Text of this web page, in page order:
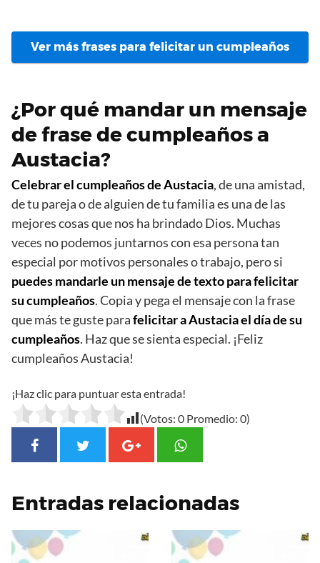
Ver más frases para felicitar un cumpleaños
¿Por qué mandar un mensaje
de frase de cumpleaños a
Austacia?
Celebrar el cumpleaños de Austacia, de una amistad,
de tu pareja o de alguien de tu familia es una de las
mejores cosas que nos ha brindado Dios. Muchas
veces no podemos juntarnos con esa persona tan
especial por motivos personales o trabajo, pero si
puedes mandarle un mensaje de texto para felicitar
su cumpleaños. Copia y pega el mensaje con la frase
que más te guste parafelicitar a Austacia el día de su
cumpleaños. Haz que se sienta especial. ¡Feliz
cumpleaños Austacia!
¡Haz clic para puntuar esta entrada!
(Votos: 0 Promedio: 0)
Entradas relacionadas